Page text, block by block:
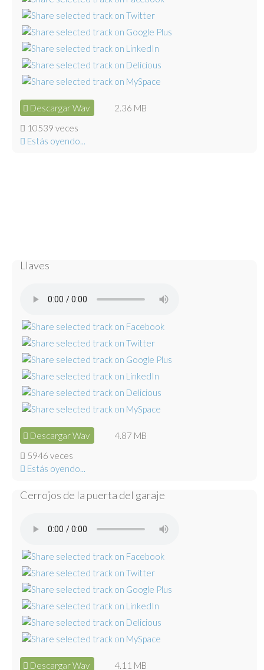
Descargar Wav
2.36 MB
10539 veces
Estás oyendo...
Llaves
Descargar Wav
4.87 MB
5946 veces
Estás oyendo...
Cerrojos de la puerta del garaje
Descargar Wav 4.11 MB